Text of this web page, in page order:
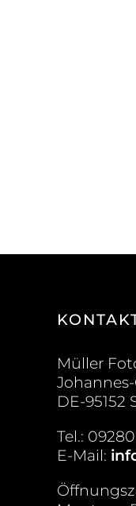
Müller
DE-95152
Tel.:
E-Mail: